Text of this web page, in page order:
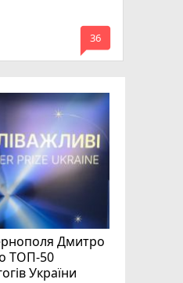
mode_comment
36
Дмитро
ТОП-50
України